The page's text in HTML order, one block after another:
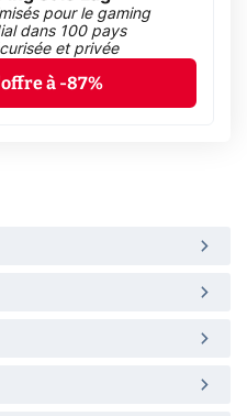
pour le gaming
dans 100 pays
et privée
à -87%